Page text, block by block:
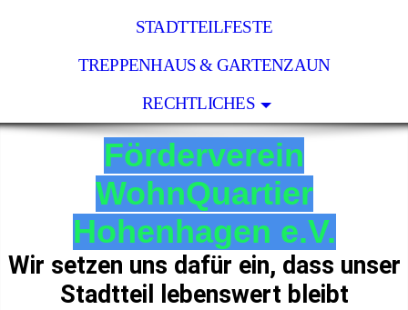
STADTTEILFESTE
TREPPENHAUS & GARTENZAUN
RECHTLICHES
Förderverein
WohnQuartier
Hohenhagen e.V.
Wir setzen uns dafür ein, dass unser
Stadtteil lebenswert bleibt